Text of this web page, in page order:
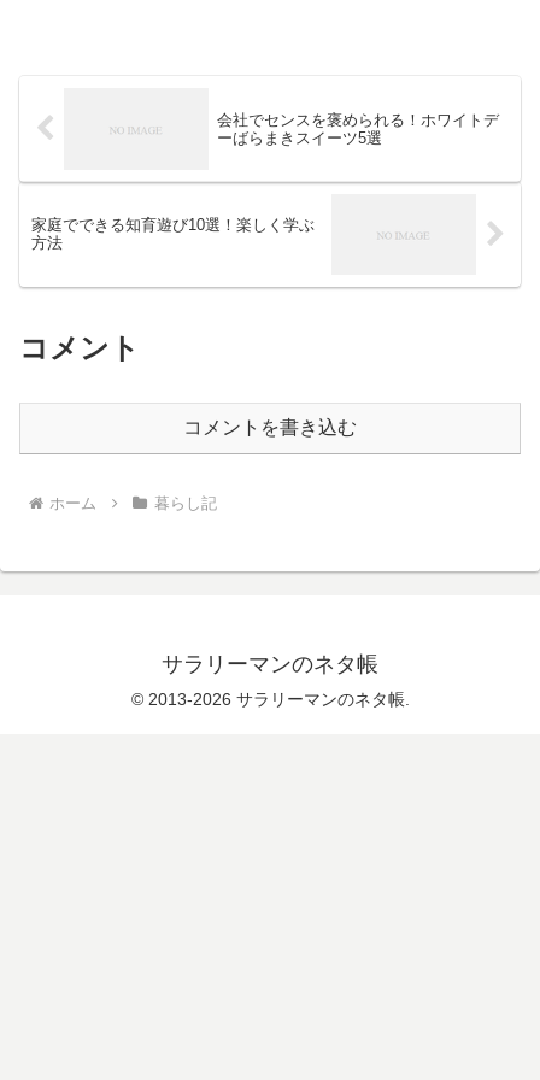
会社でセンスを褒められる！ホワイトデ
ーばらまきスイーツ5選
家庭でできる知育遊び10選！楽しく学ぶ
方法
コメント
コメントを書き込む
ホーム 暮らし記
サラリーマンのネタ帳
© 2013-2026 サラリーマンのネタ帳.